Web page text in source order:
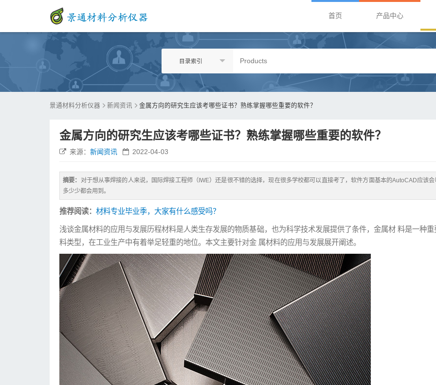
首页 产品中心
目录索引
景通材料分析仪器 新闻资讯 金属方向的研究生应该考哪些证书？熟练掌握哪些重要的软件？
金属方向的研究生应该考哪些证书？熟练掌握哪些重要的软件？
来源： 新闻资讯 2022-04-03
摘要：
对于想从事焊接的人来说，国际焊接工程师（IWE）还是很不错的选择，现在很多学校都可以直接考了，软件方面基本的AutoCAD应该
多少少都会用到。
推荐阅读： 材料专业毕业季，大家有什么感受吗？
浅谈金属材料的应用与发展历程材料是人类生存发展的物质基础，也为科学技术发展提供了条件，金属材 料是一种重
料类型，在工业生产中有着举足轻重的地位。本文主要针对金 属材料的应用与发展展开阐述。